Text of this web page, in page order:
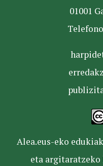
01001
Alea.eus-eko
eta argitaratzeko